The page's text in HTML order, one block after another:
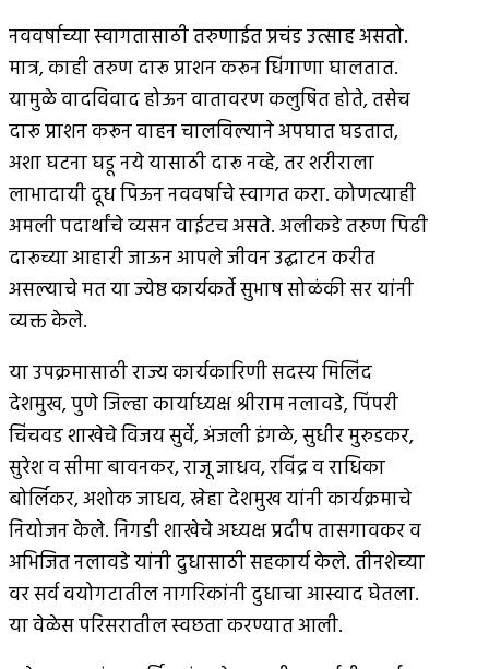
नववर्षाच्या स्वागतासाठी तरुणाईत प्रचंड उत्साह असतो.
मात्र, काही तरुण दारू प्राशन करून धिंगाणा घालतात.
यामुळे वादविवाद होऊन वातावरण कलुषित होते, तसेच
दारू प्राशन करून वाहन चालविल्याने अपघात घडतात,
अशा घटना घडू नये यासाठी दारू नव्हे, तर शरीराला
लाभादायी दूध पिऊन नववर्षाचे स्वागत करा. कोणत्याही
अमली पदार्थांचे व्यसन वाईटच असते. अलीकडे तरुण पिढी
दारूच्या आहारी जाऊन आपले जीवन उद्घाटन करीत
असल्याचे मत या ज्येष्ठ कार्यकर्ते सुभाष सोळंकी सर यांनी
व्यक्त केले.
या उपक्रमासाठी राज्य कार्यकारिणी सदस्य मिलिंद
देशमुख, पुणे जिल्हा कार्याध्यक्ष श्रीराम नलावडे, पिंपरी
चिंचवड शाखेचे विजय सुर्वे, अंजली इंगळे, सुधीर मुरुडकर,
सुरेश व सीमा बावनकर, राजू जाधव, रविंद्र व राधिका
बोर्लिकर, अशोक जाधव, स्नेहा देशमुख यांनी कार्यक्रमाचे
नियोजन केले. निगडी शाखेचे अध्यक्ष प्रदीप तासगावकर व
अभिजित नलावडे यांनी दुधासाठी सहकार्य केले. तीनशेच्या
वर सर्व वयोगटातील नागरिकांनी दुधाचा आस्वाद घेतला.
या वेळेस परिसरातील स्वछता करण्यात आली.